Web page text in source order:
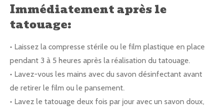
Immédiatement après le
tatouage:
• Laissez la compresse stérile ou le film plastique en place
pendant 3 à 5 heures après la réalisation du tatouage.
• Lavez-vous les mains avec du savon désinfectant avant
de retirer le film ou le pansement.
• Lavez le tatouage deux fois par jour avec un savon doux,